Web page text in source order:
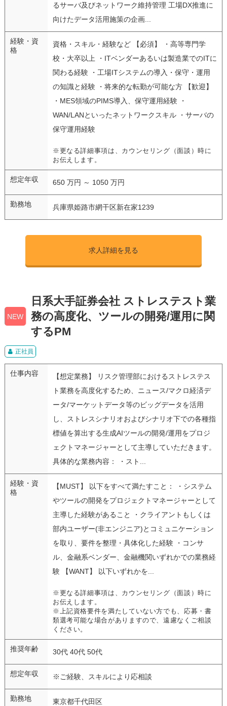
るサーバ及びネットワーク維持管理 工場DX推進に
向けたデータ活用施策の企画...
経験・資
格
資格・スキル・経験など 【必須】 ・高等専門学
校・大卒以上 ・ITベンダーあるいは製造業でのITに
関わる経験 ・工場ITシステムの導入・保守・運用
の知識と経験 ・将来的な転勤が可能な方 【歓迎】
・MES領域のPIMS導入、保守運用経験 ・
WAN/LANといったネットワークスキル ・サーバの
保守運用経験
※更なる詳細事項は、カウンセリング（面談）時に
お伝えします。
想定年収 650 万円 ～ 1050 万円
勤務地 兵庫県姫路市網干区新在家1239
求人詳細を見る
NEW
日系大手証券会社 ストレステスト業
務の高度化、ツールの開発/運用に関
するPM
正社員
仕事内容
【想定業務】 リスク管理部におけるストレステス
ト業務を高度化するため、ニュース/マクロ経済デ
ータ/マーケットデータ等のビッグデータを活用
し、ストレスシナリオおよびシナリオ下での各種指
標値を算出する生成AIツールの開発/運用をプロジ
ェクトマネージャーとして主導していただきます。
具体的な業務内容： ・スト...
経験・資
格
【MUST】 以下をすべて満たすこと： ・システム
やツールの開発をプロジェクトマネージャーとして
主導した経験があること ・クライアントもしくは
部内ユーザー(非エンジニア)とコミュニケーション
を取り、要件を整理・具体化した経験 ・コンサ
ル、金融系ベンダー、金融機関いずれかでの業務経
験 【WANT】 以下いずれかを...
※更なる詳細事項は、カウンセリング（面談）時に
お伝えします。
※上記資格要件を満たしていない方でも、応募・書
類選考可能な場合がありますので、遠慮なくご相談
ください。
推奨年齢 30代 40代 50代
想定年収 ※ご経験、スキルにより応相談
勤務地 東京都千代田区